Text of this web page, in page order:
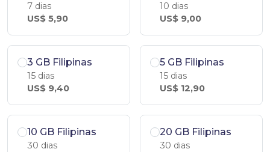
7 dias
US$ 5,90
10 dias
US$ 9,00
3 GB Filipinas
15 dias
US$ 9,40
5 GB Filipinas
15 dias
US$ 12,90
10 GB Filipinas
30 dias
20 GB Filipinas
30 dias